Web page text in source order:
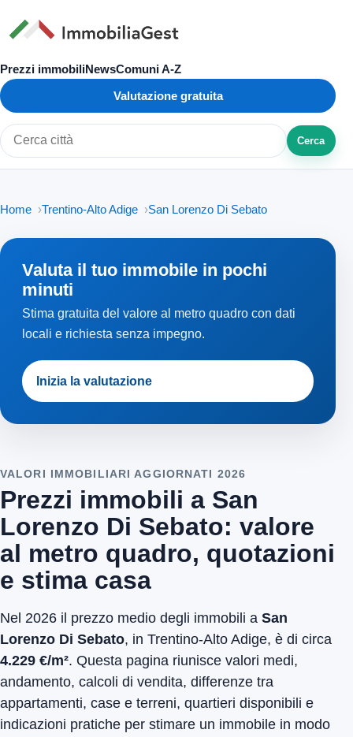
Prezzi immobiliNewsComuni A-Z
Valutazione gratuita
Cerca città o zona
Cerca
Home Trentino-Alto Adige San Lorenzo Di Sebato
Valuta il tuo immobile in pochi
minuti
Stima gratuita del valore al metro quadro con dati
locali e richiesta senza impegno.
Inizia la valutazione
VALORI IMMOBILIARI AGGIORNATI 2026
Prezzi immobili a San
Lorenzo Di Sebato: valore
al metro quadro, quotazioni
e stima casa
Nel 2026 il prezzo medio degli immobili a San
Lorenzo Di Sebato, in Trentino-Alto Adige, è di circa
4.229 €/m². Questa pagina riunisce valori medi,
andamento, calcoli di vendita, differenze tra
appartamenti, case e terreni, quartieri disponibili e
indicazioni pratiche per stimare un immobile in modo